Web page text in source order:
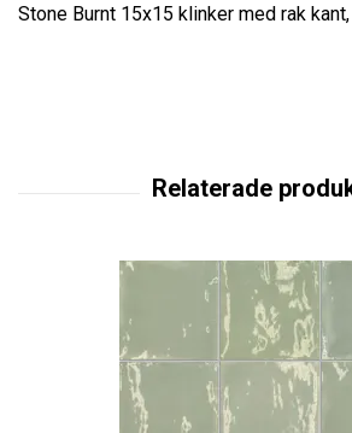
Stone Burnt 15x15 klinker med rak